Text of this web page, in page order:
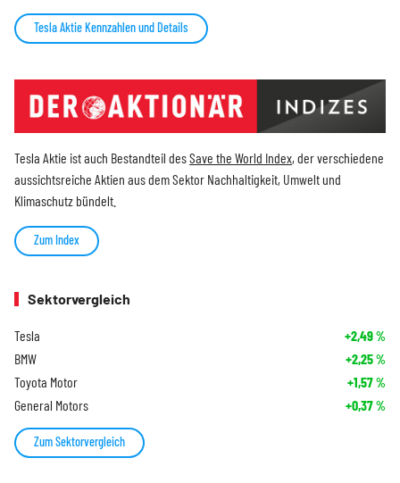
Tesla Aktie Kennzahlen und Details
Tesla Aktie ist auch Bestandteil desSave the World Index, der verschiedene
aussichtsreiche Aktien aus dem Sektor Nachhaltigkeit, Umwelt und
Klimaschutz bündelt.
Zum Index
Sektorvergleich
Tesla +2,49%
BMW +2,25%
Toyota Motor +1,57%
General Motors +0,37%
Zum Sektorvergleich